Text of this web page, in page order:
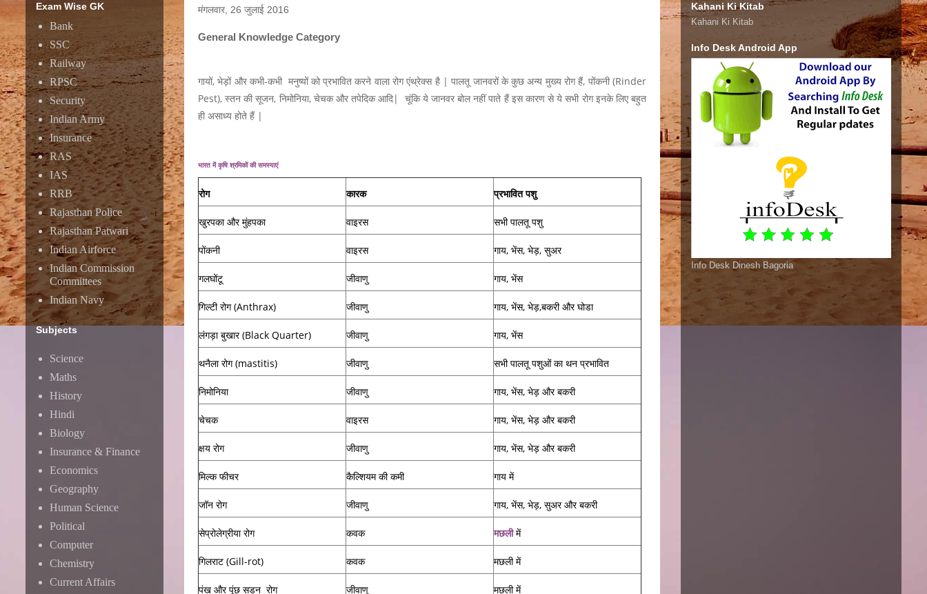
मंगलवार, 26 जुलाई 2016
General Knowledge Category
गायों, भेड़ों और कभी-कभी मनुष्यों को प्रभावित करने वाला रोग एंथ्रेक्स है | पालतू जानवरों के कुछ अन्य मुख्य रोग हैं, पोंकनी (Rinder
Pest), स्तन की सूजन, निमोनिया, चेचक और तपेदिक आदि| चूंकि ये जानवर बोल नहीं पाते हैं इस कारण से ये सभी रोग इनके लिए बहुत
ही असाध्य होते हैं |
भारत में कृषि श्रमिकों की समस्याएं
रोग कारक प्रभावित पशु
खुरपका और मुंहपका वाइरस सभी पालतू पशु
पोंकनी वाइरस गाय, भेंस, भेड़, सुअर
गलघोंटू जीवाणु गाय, भेंस
गिल्टी रोग (Anthrax) जीवाणु गाय, भेंस, भेड़,बकरी और घोडा
लंगड़ा बुखार (Black Quarter) जीवाणु गाय, भेंस
थनैला रोग (mastitis) जीवाणु सभी पालतू पशुओं का थन प्रभावित
निमोनिया जीवाणु गाय, भेंस, भेड़ और बकरी
चेचक वाइरस गाय, भेंस, भेड़ और बकरी
क्षय रोग जीवाणु गाय, भेंस, भेड़ और बकरी
मिल्क फीचर कैल्शियम की कमी गाय में
जॉन रोग जीवाणु गाय, भेंस, भेड़, सुअर और बकरी
सेप्रोलेग्रीया रोग कवक मछली में
गिलराट (Gill-rot) कवक मछली में
पंख और पूंछ सडन रोग जीवाणु मछली में
Exam Wise GK
Bank
SSC
Railway
RPSC
Security
Indian Army
Insurance
RAS
IAS
RRB
Rajasthan Police
Rajasthan Patwari
Indian Airforce
Indian Commission
Committees
Indian Navy
Subjects
Science
Maths
History
Hindi
Biology
Insurance & Finance
Economics
Geography
Human Science
Political
Computer
Chemistry
Current Affairs
Kahani Ki Kitab
Kahani Ki Kitab
Info Desk Android App
Info Desk Dinesh Bagoria